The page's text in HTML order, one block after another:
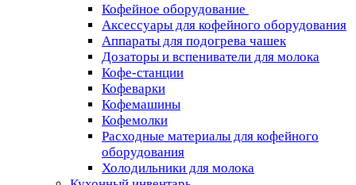
Кофейное оборудование
Аксессуары для кофейного оборудования
Аппараты для подогрева чашек
Дозаторы и вспениватели для молока
Кофе-станции
Кофеварки
Кофемашины
Кофемолки
Расходные материалы для кофейного
оборудования
Холодильники для молока